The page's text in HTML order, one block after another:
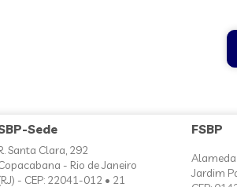
Sede
Santa Clara, 292
- Rio de Janeiro
- CEP: 22041-012 • 21
FSBP
Alameda
Jardim